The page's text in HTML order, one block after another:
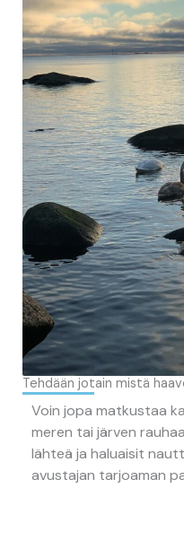
Tehdään jotain mistä
Voin jopa matkustaa
meren tai järven
lähteä ja haluaisit
avustajan tarjoaman